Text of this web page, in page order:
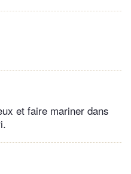
et faire mariner dans